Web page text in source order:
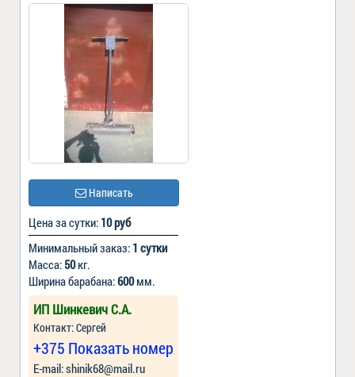
Написать
Цена за сутки: 10 руб
Минимальный заказ: 1 сутки
Масса: 50кг.
Ширина барабана:600мм.
ИП Шинкевич С.А.
Контакт: Сергей
+375 Показать номер
Е-mail: shinik68@mail.ru